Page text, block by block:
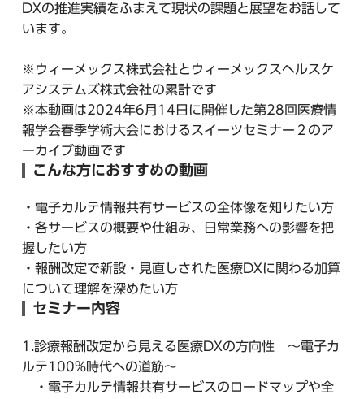
DXの推進実績をふまえて現状の課題と展望をお話して
います。
※ウィーメックス株式会社とウィーメックスヘルスケ
アシステムズ株式会社の累計です
※本動画は2024年6月14日に開催した第28回医療情
報学会春季学術大会におけるスイーツセミナー２のア
ーカイブ動画です
こんな方におすすめの動画
・電子カルテ情報共有サービスの全体像を知りたい方
・各サービスの概要や仕組み、日常業務への影響を把
握したい方
・報酬改定で新設・見直しされた医療DXに関わる加算
について理解を深めたい方
セミナー内容
1.診療報酬改定から見える医療DXの方向性 ～電子カ
ルテ100%時代への道筋～
・電子カルテ情報共有サービスのロードマップや全